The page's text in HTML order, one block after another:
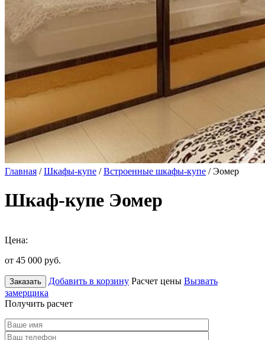
Главная /Шкафы-купе /Встроенные шкафы-купе / Эомер
Шкаф-купе Эомер
Цена:
от 45 000 руб.
Заказать Добавить в корзину Расчет цены Вызвать
замерщика
Получить расчет